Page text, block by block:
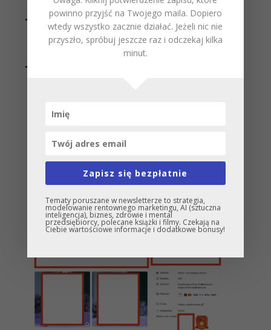
innymi elementami
Czy mamy zawarte ikony form płatności (szczególnie płatności
najpopularniejszej w Polsce według raportu Gemius E-Commerce 2025, czyli
zarównosercem, jak i rozumem
powinno przyjść na Twojego maila. Dopiero
wtedy wszystko zacznie działać. Jeżeli nic nie
przyszło, spróbuj jeszcze raz i odczekaj kilka
minut.
Zapisz się bezpłatnie
Tematy poruszane w newsletterze to strategia,
modelowanie rentownego marketingu, AI (sztuczna
inteligencja), biznes, zdrowie i mental
przedsiębiorcy, polecane książki i filmy. Czekają na
Ciebie wartościowe informacje i dodatkowe bonusy!